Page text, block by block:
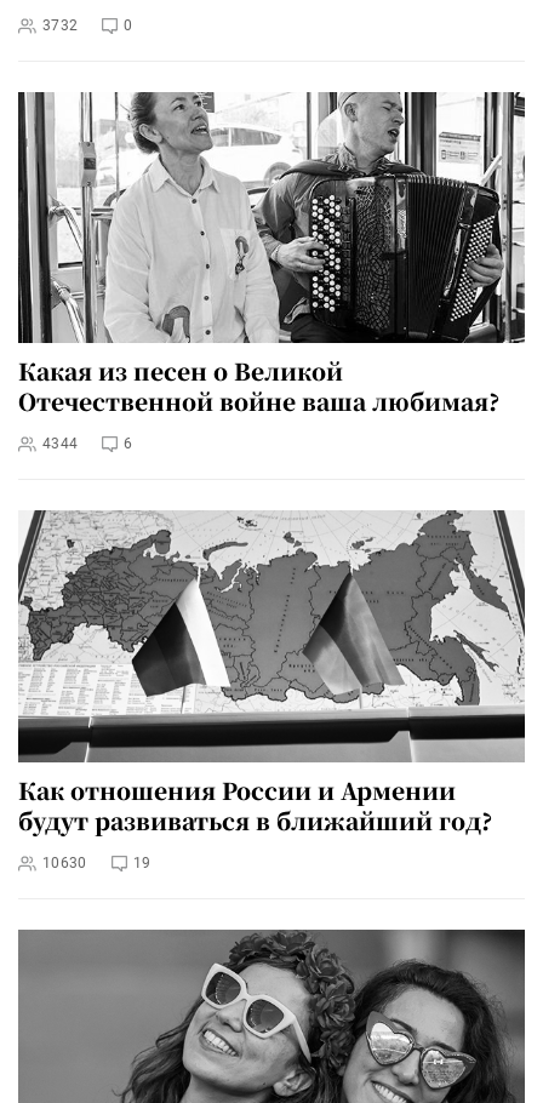
3732 0
Какая из песен о Великой
Отечественной войне ваша любимая?
4344 6
Как отношения России и Армении
будут развиваться в ближайший год?
10630 19